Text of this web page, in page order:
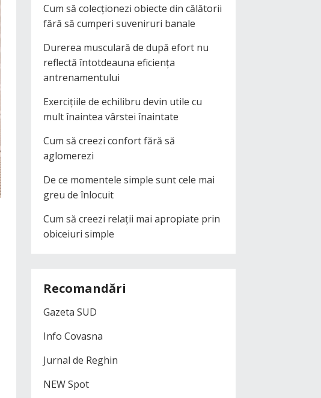
Cum să colecționezi obiecte din călătorii
fără să cumperi suveniruri banale
Durerea musculară de după efort nu
reflectă întotdeauna eficiența
antrenamentului
Exercițiile de echilibru devin utile cu
mult înaintea vârstei înaintate
Cum să creezi confort fără să
aglomerezi
De ce momentele simple sunt cele mai
greu de înlocuit
Cum să creezi relații mai apropiate prin
obiceiuri simple
Recomandări
Gazeta SUD
Info Covasna
Jurnal de Reghin
NEW Spot